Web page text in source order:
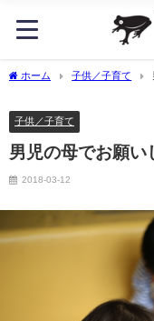
ホーム 子供／子育て
子供／子育て
男児の母でお願い
2018-03-12